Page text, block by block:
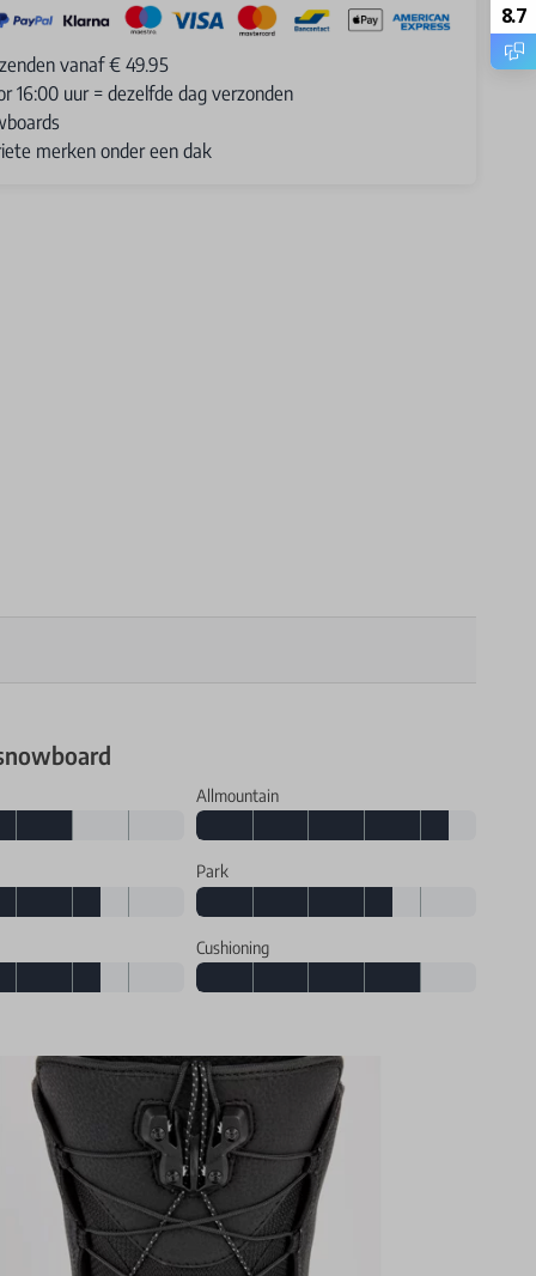
vanaf € 49.95
16:00 uur = dezelfde dag verzonden
merken onder een dak
Allmountain
Park
Cushioning
8.7